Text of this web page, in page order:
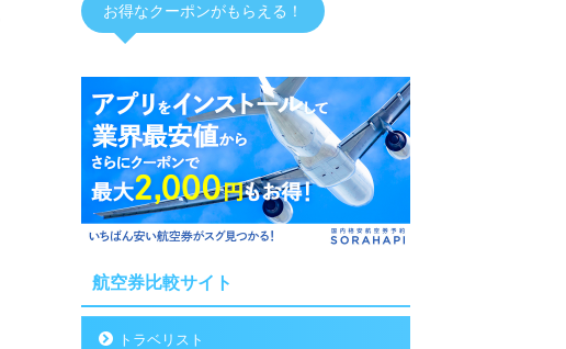
お得なクーポンがもらえる！
航空券比較サイト
トラベリスト